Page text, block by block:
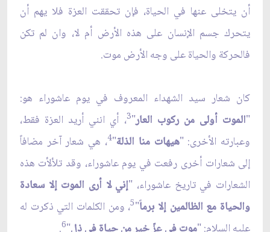
أن يتخلى عنها في الحياة، فإن تحققت العزة فلا يهم أن
يتحرك جسم الإنسان على هذه الأرض أم لا، وان لم تكن
فالحركة والحياة على وجه الأرض موت.
كان شعار سيد الشهداء المعروف في يوم عاشوراء هو:
"الموت أولى من ركوب العار"
3، أي انني أريد العزة فقط،
وعبارته الأخرى: "هيهات منا الذلة"
4، هي شعار آخر مضافاً
إلى شعارات أخرى رفعت في يوم عاشوراء، وقد تلألأت هذه
الشعارات في تاريخ عاشوراء، "إني لا أرى الموت إلا سعادة
والحياة مع الظالمين إلا برماً"5، ومن الكلمات التي ذكرت له
6